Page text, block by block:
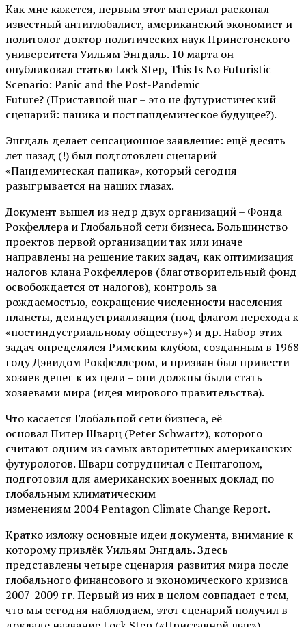
Как мне кажется, первым этот материал раскопал
известный антиглобалист, американский экономист и
политолог доктор политических наук Принстонского
университета Уильям Энгдаль. 10 марта он
опубликовал статью Lock Step, This Is No Futuristic
Scenario: Panic and the Post-Pandemic
Future? (Приставной шаг – это не футуристический
сценарий: паника и постпандемическое будущее?).
Энгдаль делает сенсационное заявление: ещё десять
лет назад (!) был подготовлен сценарий
«Пандемическая паника», который сегодня
разыгрывается на наших глазах.
Документ вышел из недр двух организаций – Фонда
Рокфеллера и Глобальной сети бизнеса. Большинство
проектов первой организации так или иначе
направлены на решение таких задач, как оптимизация
налогов клана Рокфеллеров (благотворительный фонд
освобождается от налогов), контроль за
рождаемостью, сокращение численности населения
планеты, деиндустриализация (под флагом перехода к
«постиндустриальному обществу») и др. Набор этих
задач определялся Римским клубом, созданным в 1968
году Дэвидом Рокфеллером, и призван был привести
хозяев денег к их цели – они должны были стать
хозяевами мира (идея мирового правительства).
Что касается Глобальной сети бизнеса, её
основал Питер Шварц (Peter Schwartz), которого
считают одним из самых авторитетных американских
футурологов. Шварц сотрудничал с Пентагоном,
подготовил для американских военных доклад по
глобальным климатическим
изменениям 2004 Pentagon Climate Change Report.
Кратко изложу основные идеи документа, внимание к
которому привлёк Уильям Энгдаль. Здесь
представлены четыре сценария развития мира после
глобального финансового и экономического кризиса
2007-2009 гг. Первый из них в целом совпадает с тем,
что мы сегодня наблюдаем, этот сценарий получил в